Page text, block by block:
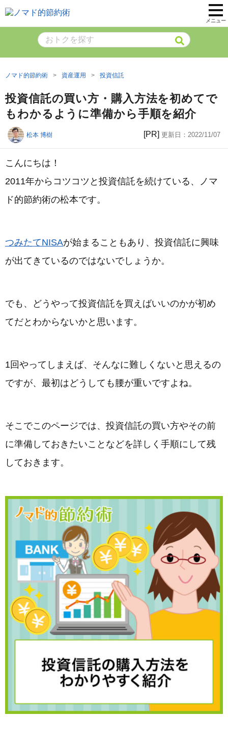
メニュー
ノマド的節約術 資産運用 投資信託
投資信託の買い方・購入方法を初めてで
もわかるように準備から手順を紹介
松本 博樹 [PR] 更新日： 2022/11/07
こんにちは！
2011年からコツコツと投資信託を続けている、ノマ
ド的節約術の松本です。
つみたてNISAが始まることもあり、投資信託に興味
が出てきているのではないでしょうか。
でも、どうやって投資信託を買えばいいのかが初め
てだとわからないかと思います。
1回やってしまえば、そんなに難しくないと思えるの
ですが、最初はどうしても腰が重いですよね。
そこでこのページでは、投資信託の買い方やその前
に準備しておきたいことなどを詳しく手順にして残
しておきます。